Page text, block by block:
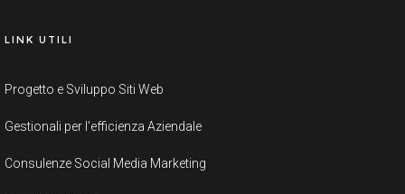
LINK UTILI
Progetto e Sviluppo Siti Web
Gestionali per l’efficienza Aziendale
Consulenze Social Media Marketing